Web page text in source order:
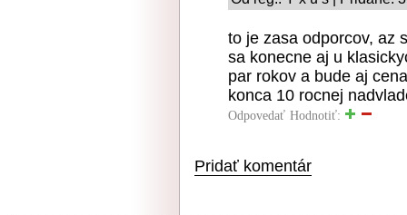
to je zasa odporcov, az
sa konecne aj u
par rokov a bude aj
konca 10 rocnej
Odpovedať Hodnotiť:
Pridať komentár